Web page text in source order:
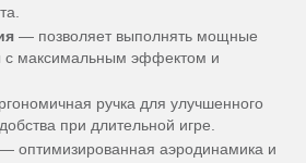
— позволяет выполнять мощные
с максимальным эффектом и
ручка для улучшенного
при длительной игре.
— оптимизированная аэродинамика и